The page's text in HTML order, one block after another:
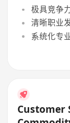
极具竞争
清晰职业
系统化专
Customer